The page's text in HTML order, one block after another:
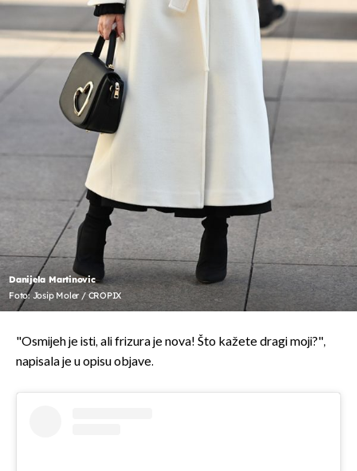
Danijela Martinovic
Foto: Josip Moler / CROPIX
"Osmijeh je isti, ali frizura je nova! Što kažete dragi moji?",
napisala je u opisu objave.